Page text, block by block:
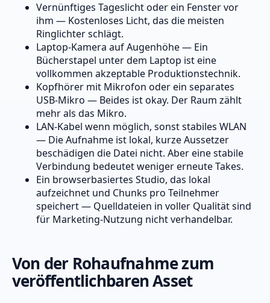
Vernünftiges Tageslicht oder ein Fenster vor
ihm — Kostenloses Licht, das die meisten
Ringlichter schlägt.
Laptop-Kamera auf Augenhöhe — Ein
Bücherstapel unter dem Laptop ist eine
vollkommen akzeptable Produktionstechnik.
Kopfhörer mit Mikrofon oder ein separates
USB-Mikro — Beides ist okay. Der Raum zählt
mehr als das Mikro.
LAN-Kabel wenn möglich, sonst stabiles WLAN
— Die Aufnahme ist lokal, kurze Aussetzer
beschädigen die Datei nicht. Aber eine stabile
Verbindung bedeutet weniger erneute Takes.
Ein browserbasiertes Studio, das lokal
aufzeichnet und Chunks pro Teilnehmer
speichert — Quelldateien in voller Qualität sind
für Marketing-Nutzung nicht verhandelbar.
Von der Rohaufnahme zum
veröffentlichbaren Asset